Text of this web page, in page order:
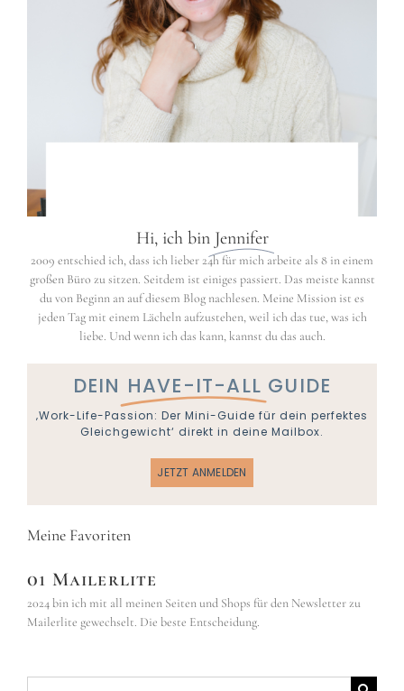
Hi, ich bin Jennifer
2009 entschied ich, dass ich lieber 24h für mich arbeite als 8 in einem
großen Büro zu sitzen. Seitdem ist einiges passiert. Das meiste kannst
du von Beginn an auf diesem Blog nachlesen. Meine Mission ist es
jeden Tag mit einem Lächeln aufzustehen, weil ich das tue, was ich
liebe. Und wenn ich das kann, kannst du das auch.
DEIN HAVE-IT-ALL GUIDE
‚Work-Life-Passion: Der Mini-Guide für dein perfektes
Gleichgewicht‘ direkt in deine Mailbox.
JETZT ANMELDEN
Meine Favoriten
01 Mailerlite
2024 bin ich mit all meinen Seiten und Shops für den Newsletter zu
Mailerlite gewechselt. Die beste Entscheidung.